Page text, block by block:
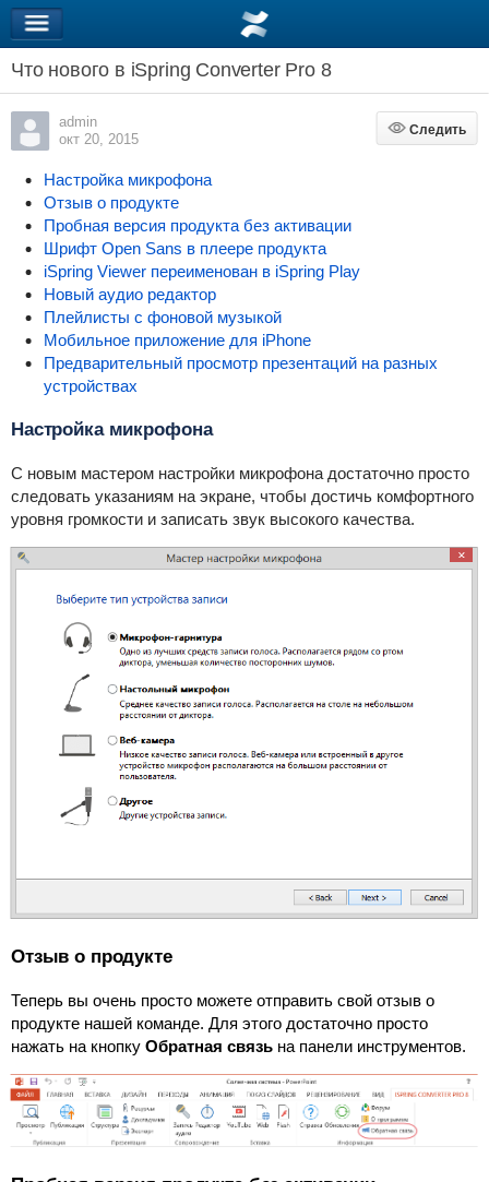
Что нового в iSpring Converter Pro 8
admin
окт 20, 2015
Следить
Следить
Настройка микрофона
Отзыв о продукте
Пробная версия продукта без активации
Шрифт Open Sans в плеере продукта
iSpring Viewer переименован в iSpring Play
Новый аудио редактор
Плейлисты с фоновой музыкой
Мобильное приложение для iPhone
Предварительный просмотр презентаций на разных
устройствах
Настройка микрофона
С новым мастером настройки микрофона достаточно просто
следовать указаниям на экране, чтобы достичь комфортного
уровня громкости и записать звук высокого качества.
Отзыв о продукте
Теперь вы очень просто можете отправить свой отзыв о
продукте нашей команде. Для этого достаточно просто
нажать на кнопку Обратная связьна панели инструментов.